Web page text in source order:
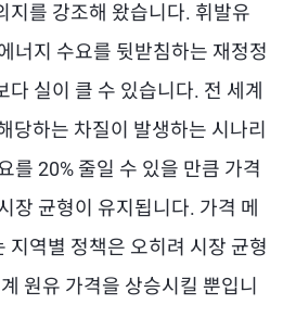
지를 강조해 왔습니다. 휘발유
너지 수요를 뒷받침하는 재정정
실이 클 수 있습니다. 전 세계
당하는 차질이 발생하는 시나리
를 20% 줄일 수 있을 만큼 가격
장 균형이 유지됩니다. 가격 메
지역별 정책은 오히려 시장 균형
원유 가격을 상승시킬 뿐입니